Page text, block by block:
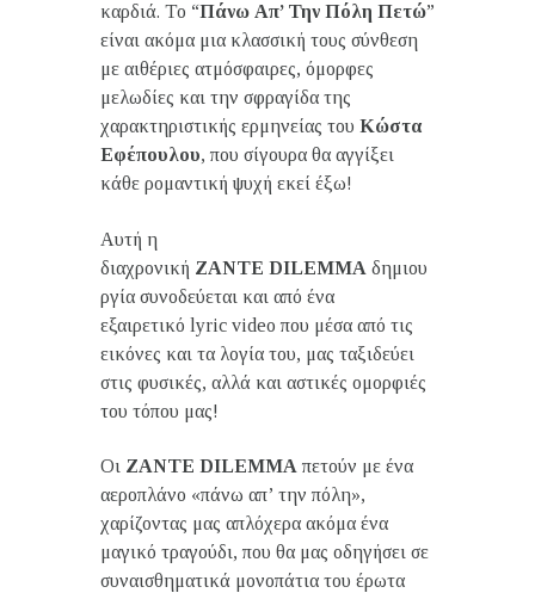
καρδιά. Το “Πάνω Απ’ Την Πόλη Πετώ”
είναι ακόμα μια κλασσική τους σύνθεση
με αιθέριες ατμόσφαιρες, όμορφες
μελωδίες και την σφραγίδα της
χαρακτηριστικής ερμηνείας του Κώστα
Εφέπουλου, που σίγουρα θα αγγίξει
κάθε ρομαντική ψυχή εκεί έξω!
Αυτή η
διαχρονική ZANTE DILEMMA δημιου
ργία συνοδεύεται και από ένα
εξαιρετικό lyric video που μέσα από τις
εικόνες και τα λογία του, μας ταξιδεύει
στις φυσικές, αλλά και αστικές ομορφιές
του τόπου μας!
Οι ZANTE DILEMMA πετούν με ένα
αεροπλάνο «πάνω απ’ την πόλη»,
χαρίζοντας μας απλόχερα ακόμα ένα
μαγικό τραγούδι, που θα μας οδηγήσει σε
συναισθηματικά μονοπάτια του έρωτα